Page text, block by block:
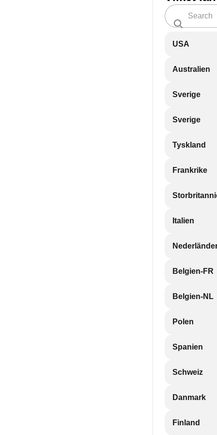
USA
Australien
Sverige
Sverige
Tyskland
Frankrike
Italien
Belgien-FR
Belgien-NL
Polen
Spanien
Schweiz
Danmark
Finland